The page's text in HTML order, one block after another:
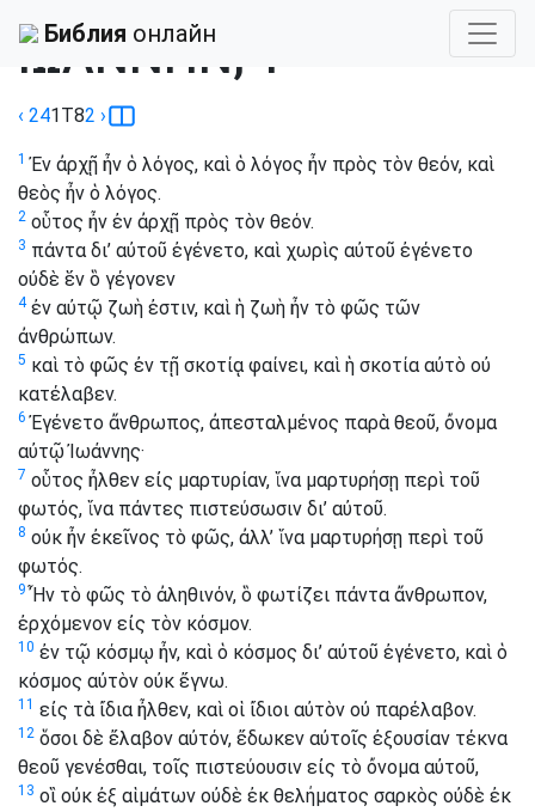
Библия онлайн
ΙΩΑΝΝΗΝ, 1
‹ 241T82 ›
1 Ἐν ἀρχῇ ἦν ὁ λόγος, καὶ ὁ λόγος ἦν πρὸς τὸν θεόν, καὶ
θεὸς ἦν ὁ λόγος.
2 οὗτος ἦν ἐν ἀρχῇ πρὸς τὸν θεόν.
3 πάντα δι’ αὐτοῦ ἐγένετο, καὶ χωρὶς αὐτοῦ ἐγένετο
οὐδὲ ἕν ὃ γέγονεν
4ἐν αὐτῷ ζωὴ ἐστιν, καὶ ἡ ζωὴ ἦν τὸ φῶς τῶν
ἀνθρώπων.
5 καὶ τὸ φῶς ἐν τῇ σκοτίᾳ φαίνει, καὶ ἡ σκοτία αὐτὸ οὐ
κατέλαβεν.
6 Ἐγένετο ἄνθρωπος, ἀπεσταλμένος παρὰ θεοῦ, ὄνομα
αὐτῷ Ἰωάννης·
7 οὗτος ἦλθεν εἰς μαρτυρίαν, ἵνα μαρτυρήσῃ περὶ τοῦ
φωτός, ἵνα πάντες πιστεύσωσιν δι’ αὐτοῦ.
8 οὐκ ἦν ἐκεῖνος τὸ φῶς, ἀλλ’ ἵνα μαρτυρήσῃ περὶ τοῦ
φωτός.
9Ἦν τὸ φῶς τὸ ἀληθινόν, ὃ φωτίζει πάντα ἄνθρωπον,
ἐρχόμενον εἰς τὸν κόσμον.
10 ἐν τῷ κόσμῳ ἦν, καὶ ὁ κόσμος δι’ αὐτοῦ ἐγένετο, καὶ ὁ
κόσμος αὐτὸν οὐκ ἔγνω.
11 εἰς τὰ ἴδια ἦλθεν, καὶ οἱ ἴδιοι αὐτὸν οὐ παρέλαβον.
12 ὅσοι δὲ ἔλαβον αὐτόν, ἔδωκεν αὐτοῖς ἐξουσίαν τέκνα
θεοῦ γενέσθαι, τοῖς πιστεύουσιν εἰς τὸ ὄνομα αὐτοῦ,
13 οἳ οὐκ ἐξ αἱμάτων οὐδὲ ἐκ θελήματος σαρκὸς οὐδὲ ἐκ